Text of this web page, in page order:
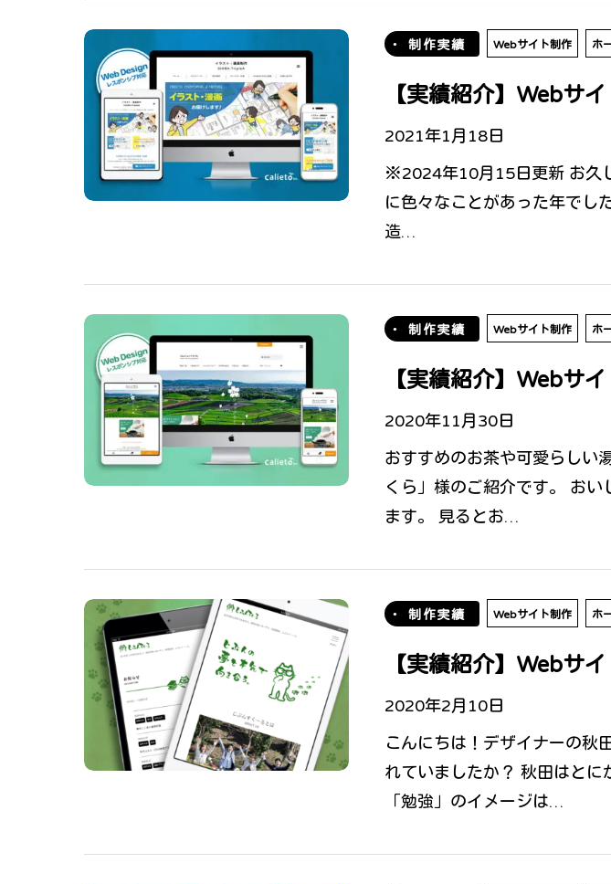
制作実績 Webサイト制作 ホ
【実績紹介】Webサ
2021年1月18日
※2024年10月15日更新 お久
に色々なことがあった年でし
造…
制作実績 Webサイト制作 ホ
【実績紹介】Webサ
2020年11月30日
おすすめのお茶や可愛らしい
くら」様のご紹介です。 お
ます。 見るとお…
制作実績 Webサイト制作 ホ
【実績紹介】Webサ
2020年2月10日
こんにちは！デザイナーの秋
れていましたか？ 秋田はと
「勉強」のイメージは…